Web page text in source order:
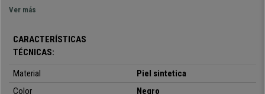
Estás ante el sillón de oficina más completo y cómodo, el modelo
muchas horas cómodamente casi sin darte cuenta. Como puedes
ver se trata de un sillón de primera, hecho en piel sintetica y muy
asequible. Perfecto para uso de altos directivos, abogados... o
simplemente en tu casa.
Ver más
CARACTERÍSTICAS
TÉCNICAS:
Material
Piel sintetica
Color
Negro